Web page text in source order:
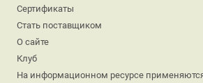
Сертификаты
Стать поставщиком
О сайте
Клуб
На информационном ресурсе